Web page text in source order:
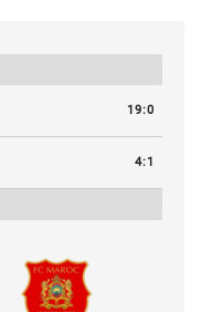
19:0
4:1